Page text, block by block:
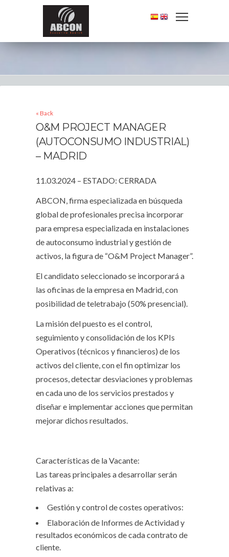
« Back
O&M PROJECT MANAGER
(AUTOCONSUMO INDUSTRIAL)
– MADRID
11.03.2024 – ESTADO: CERRADA
ABCON, firma especializada en búsqueda
global de profesionales precisa incorporar
para empresa especializada en instalaciones
de autoconsumo industrial y gestión de
activos, la figura de “O&M Project Manager”.
El candidato seleccionado se incorporará a
las oficinas de la empresa en Madrid, con
posibilidad de teletrabajo (50% presencial).
La misión del puesto es el control,
seguimiento y consolidación de los KPIs
Operativos (técnicos y financieros) de los
activos del cliente, con el fin optimizar los
procesos, detectar desviaciones y problemas
en cada uno de los servicios prestados y
diseñar e implementar acciones que permitan
mejorar dichos resultados.
Características de la Vacante:
Las tareas principales a desarrollar serán
relativas a:
Gestión y control de costes operativos:
Elaboración de Informes de Actividad y
resultados económicos de cada contrato de
cliente.